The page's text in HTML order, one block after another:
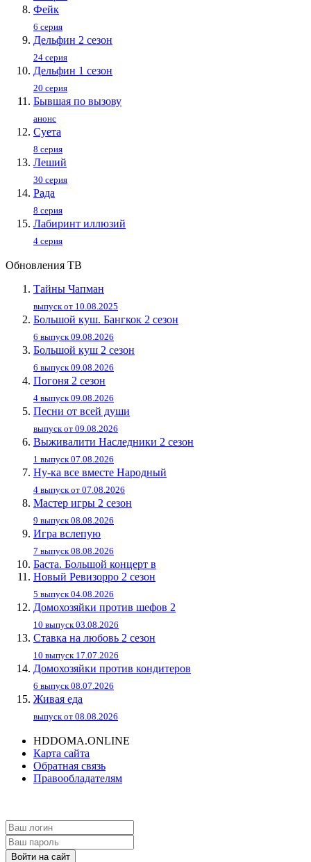
Фейк
6 серия
Дельфин 2 сезон
24 серия
Дельфин 1 сезон
20 серия
Бывшая по вызову
анонс
Суета
8 серия
Леший
30 серия
Рада
8 серия
Лабиринт иллюзий
4 серия
Обновления ТВ
Тайны Чапман
выпуск от 10.08.2025
Большой куш. Бангкок 2 сезон
6 выпуск 09.08.2026
Большой куш 2 сезон
6 выпуск 09.08.2026
Погоня 2 сезон
4 выпуск 09.08.2026
Песни от всей души
выпуск от 09.08.2026
Выживалити Наследники 2 сезон
1 выпуск 07.08.2026
Ну-ка все вместе Народный
4 выпуск от 07.08.2026
Мастер игры 2 сезон
9 выпуск 08.08.2026
Игра вслепую
7 выпуск 08.08.2026
Баста. Большой концерт в
Новый Ревизорро 2 сезон
5 выпуск 04.08.2026
Домохозяйки против шефов 2
10 выпуск 03.08.2026
Ставка на любовь 2 сезон
10 выпуск 17.07.2026
Домохозяйки против кондитеров
6 выпуск 08.07.2026
Живaя eдa
выпуск от 08.08.2026
HDDOMA.ONLINE
Карта сайта
Обратная связь
Правообладателям
Войти на сайт